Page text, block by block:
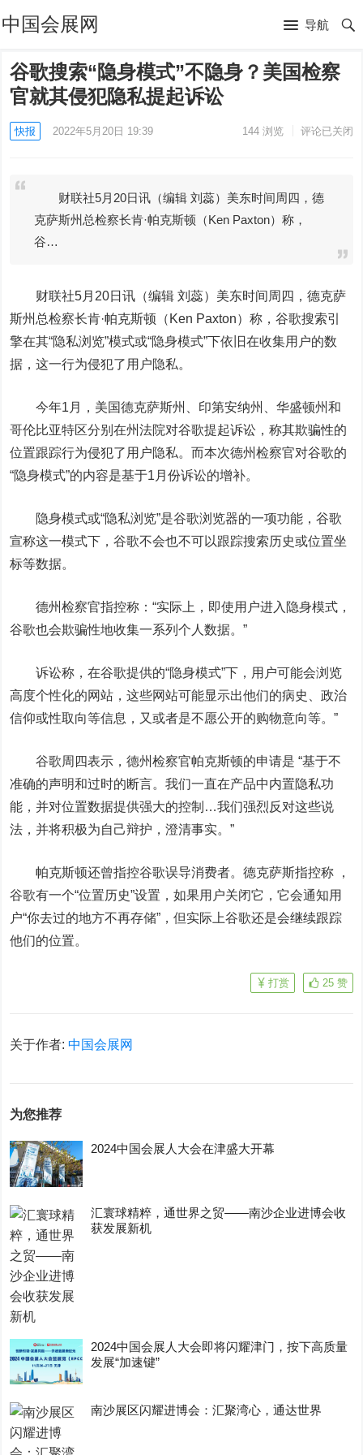
中国会展网 导航
谷歌搜索“隐身模式”不隐身？美国检察
官就其侵犯隐私提起诉讼
快报 2022年5月20日 19:39 144浏览 评论已关闭
财联社5月20日讯（编辑 刘蕊）美东时间周四，德
克萨斯州总检察长肯·帕克斯顿（Ken Paxton）称，
谷…
财联社5月20日讯（编辑 刘蕊） 美东时间周四，德克萨
斯州总检察长肯·帕克斯顿（Ken Paxton）称，谷歌搜索引
擎在其“隐私浏览”模式或“隐身模式”下依旧在收集用户的数
据，这一行为侵犯了用户隐私。
今年1月，美国德克萨斯州、印第安纳州、华盛顿州和
哥伦比亚特区分别在州法院对谷歌提起诉讼，称其欺骗性的
位置跟踪行为侵犯了用户隐私。而本次德州检察官对谷歌的
“隐身模式”的内容是基于1月份诉讼的增补。
隐身模式或“隐私浏览”是谷歌浏览器的一项功能，谷歌
宣称这一模式下，谷歌不会也不可以跟踪搜索历史或位置坐
标等数据。
德州检察官指控称：“实际上，即使用户进入隐身模式，
谷歌也会欺骗性地收集一系列个人数据。”
诉讼称，在谷歌提供的“隐身模式”下，用户可能会浏览
高度个性化的网站，这些网站可能显示出他们的病史、政治
信仰或性取向等信息，又或者是不愿公开的购物意向等。”
谷歌周四表示，德州检察官帕克斯顿的申请是 “基于不
准确的声明和过时的断言。我们一直在产品中内置隐私功
能，并对位置数据提供强大的控制…我们强烈反对这些说
法，并将积极为自己辩护，澄清事实。”
帕克斯顿还曾指控谷歌误导消费者。德克萨斯指控称 ，
谷歌有一个“位置历史”设置，如果用户关闭它，它会通知用
户“你去过的地方不再存储”，但实际上谷歌还是会继续跟踪
他们的位置。
25 赞
打赏
关于作者:中国会展网
为您推荐
2024中国会展人大会在津盛大开幕
汇寰球精粹，通世界之贸——南沙企业进博会收
获发展新机
2024中国会展人大会即将闪耀津门，按下高质量
发展“加速键”
南沙展区闪耀进博会：汇聚湾心，通达世界